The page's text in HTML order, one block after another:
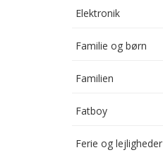
Elektronik
Familie og børn
Familien
Fatboy
Ferie og lejligheder